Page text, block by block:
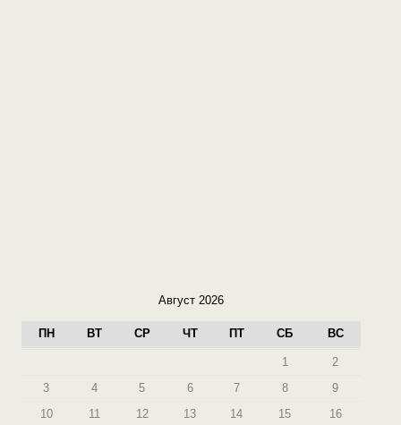
Август 2026
ПН ВТ СР ЧТ ПТ СБ ВС
1
2
3
4 5 6 7 8
9
10
11 12 13 14 15 16